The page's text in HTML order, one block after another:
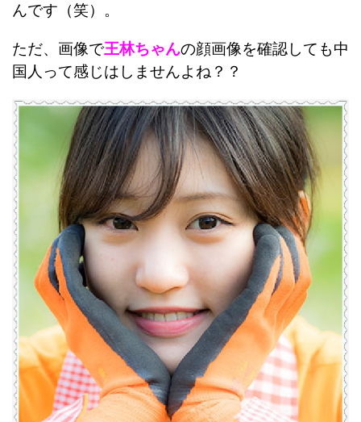
んです（笑）。
ただ、画像で王林ちゃんの顔画像を確認しても中
国人って感じはしませんよね？？